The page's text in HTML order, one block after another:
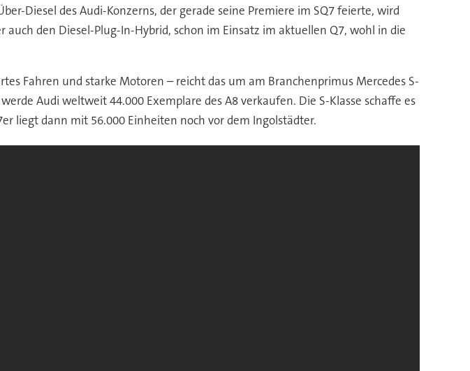
Diesel des Audi-Konzerns, der gerade seine Premiere im SQ7 feierte, wird
den Diesel-Plug-In-Hybrid, schon im Einsatz im aktuellen Q7, wohl in die
Fahren und starke Motoren – reicht das um am Branchenprimus Mercedes S-
Audi weltweit 44.000 Exemplare des A8 verkaufen. Die S-Klasse schaffe es
liegt dann mit 56.000 Einheiten noch vor dem Ingolstädter.